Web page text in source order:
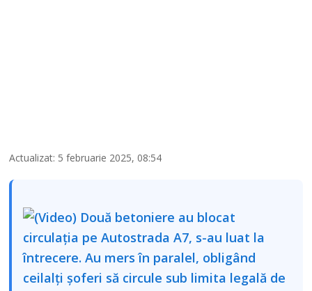
Actualizat: 5 februarie 2025, 08:54